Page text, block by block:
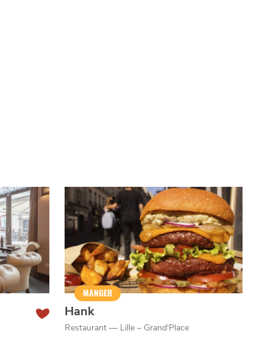
MANGER
Hank
Restaurant — Lille – Grand'Place